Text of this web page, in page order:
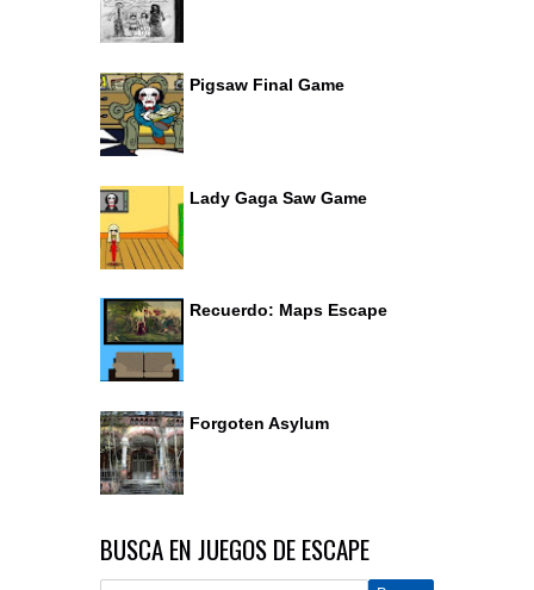
Pigsaw Final Game
Lady Gaga Saw Game
Recuerdo: Maps Escape
Forgoten Asylum
BUSCA EN JUEGOS DE ESCAPE